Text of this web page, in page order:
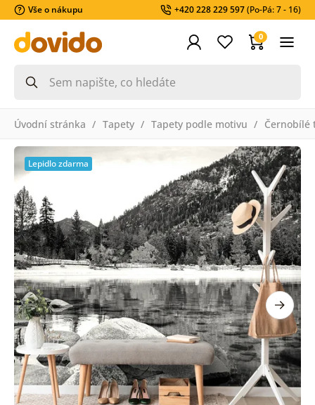
Vše o nákupu +420 228 229 597(Po-Pá: 7 - 16)
0
Úvodní stránka Tapety Tapety podle motivu Černobílé
Lepidlo zdarma